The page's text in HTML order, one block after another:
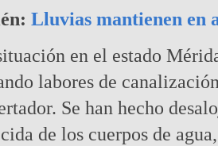
Lluvias mantienen en
en el estado
labores de
Se han hecho
de los cuerpos de